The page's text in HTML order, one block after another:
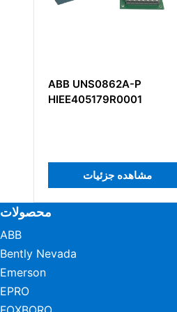
ABB UNS0862A-P
HIEE405179R0001
مشاهده جزئیات
محصولات
ABB
Bently Nevada
Emerson
EPRO